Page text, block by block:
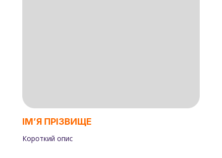
ІМʼЯ ПРІЗВИЩЕ
Короткий опис